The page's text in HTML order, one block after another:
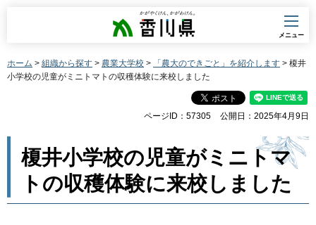
香川県
メニュー
ホーム > 組織から探す > 農業大学校 > 「農大のできごと」を紹介します > 榎井
小学校の児童がミニトマトの収穫体験に来校しました
ページID：57305 公開日：2025年4月9日
榎井小学校の児童がミニトマ
トの収穫体験に来校しました